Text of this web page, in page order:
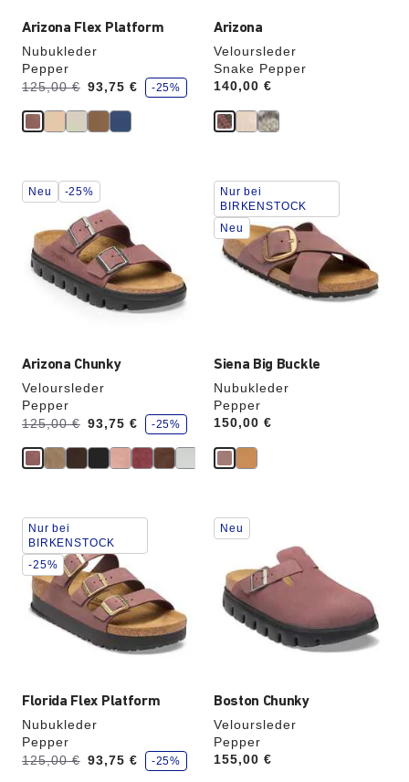
Arizona Flex Platform
Nubukleder
Pepper
Vorher:
125,00 €
Jetzt 93,75 €
S
p
r
e
-25%
Arizona
Veloursleder
Snake Pepper
Price:
140,00 €
Arizona Chunky
Veloursleder
Pepper
Vorher:
125,00 €
Jetzt 93,75 €
S
p
r
e
-25%
Durch
Anklicken
Farben
werden
die
Produktbilder
aktualisiert.
Neu -25%
Siena Big Buckle
Nubukleder
Pepper
Price:
150,00 €
Durch
Anklicken
der
Farben
werden
die
Produktbilder
Nur bei
BIRKENSTOCK
Neu
Florida Flex Platform
Nubukleder
Pepper
Vorher:
125,00 €
Jetzt 93,75 €
S
p
-25%
Durch
Anklicken
der
Farben
werden
die
Produktbilder
aktualisiert.
Nur bei
BIRKENSTOCK
-25%
Boston Chunky
Veloursleder
Pepper
Price:
155,00 €
Durch
Anklicken
Farben
werden
die
Produktbilder
aktualisiert.
Neu